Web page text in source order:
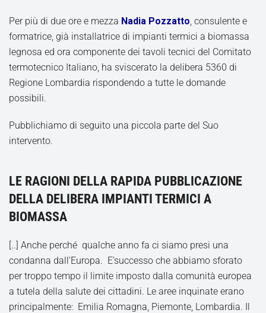
Per più di due ore e mezza Nadia Pozzatto, consulente e
formatrice, già installatrice di impianti termici a biomassa
legnosa ed ora componente dei tavoli tecnici del Comitato
termotecnico Italiano, ha sviscerato la delibera 5360 di
Regione Lombardia rispondendo a tutte le domande
possibili.
Pubblichiamo di seguito una piccola parte del Suo
intervento.
LE RAGIONI DELLA RAPIDA PUBBLICAZIONE
DELLA DELIBERA IMPIANTI TERMICI A
BIOMASSA
[..] Anche perché qualche anno fa ci siamo presi una
condanna dall’Europa. E’successo che abbiamo sforato
per troppo tempo il limite imposto dalla comunità europea
a tutela della salute dei cittadini. Le aree inquinate erano
principalmente: Emilia Romagna, Piemonte, Lombardia. Il